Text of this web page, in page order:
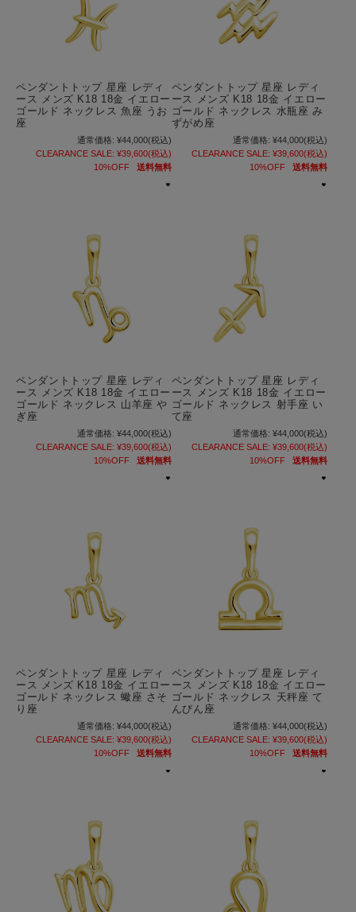
ペンダントトップ 星座 レディ
ース メンズ K18 18金 イエロー
ゴールド ネックレス 魚座 うお
座
通常価格: ¥44,000(税込)
CLEARANCE SALE: ¥39,600(税込)
10%OFF
送料無料
ペンダントトップ 星座 レディ
ース メンズ K18 18金 イエロー
ゴールド ネックレス 水瓶座 み
ずがめ座
通常価格: ¥44,000(税込)
CLEARANCE SALE: ¥39,600(税込)
10%OFF
送料無料
ペンダントトップ 星座 レディ
ース メンズ K18 18金 イエロー
ゴールド ネックレス 山羊座 や
ぎ座
通常価格: ¥44,000(税込)
CLEARANCE SALE: ¥39,600(税込)
10%OFF
送料無料
ペンダントトップ 星座 レディ
ース メンズ K18 18金 イエロー
ゴールド ネックレス 射手座 い
て座
通常価格: ¥44,000(税込)
CLEARANCE SALE: ¥39,600(税込)
10%OFF
送料無料
ペンダントトップ 星座 レディ
ース メンズ K18 18金 イエロー
ゴールド ネックレス 蠍座 さそ
り座
通常価格: ¥44,000(税込)
CLEARANCE SALE: ¥39,600(税込)
10%OFF
送料無料
ペンダントトップ 星座 レディ
ース メンズ K18 18金 イエロー
ゴールド ネックレス 天秤座 て
んびん座
通常価格: ¥44,000(税込)
CLEARANCE SALE: ¥39,600(税込)
10%OFF
送料無料